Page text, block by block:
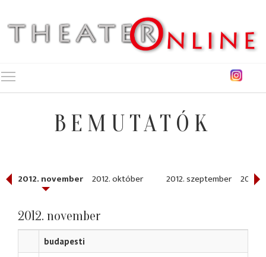
BEMUTATÓK
2012. november 2012. október 2012. szeptember 2012.
2012. november
budapesti